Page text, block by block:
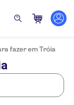
fazer em Tróia